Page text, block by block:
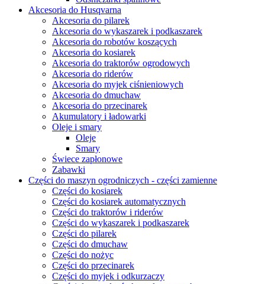
Akcesoria do Husqvarna
Akcesoria do pilarek
Akcesoria do wykaszarek i podkaszarek
Akcesoria do robotów koszących
Akcesoria do kosiarek
Akcesoria do traktorów ogrodowych
Akcesoria do riderów
Akcesoria do myjek ciśnieniowych
Akcesoria do dmuchaw
Akcesoria do przecinarek
Akumulatory i ładowarki
Oleje i smary
Oleje
Smary
Świece zapłonowe
Zabawki
Części do maszyn ogrodniczych - części zamienne
Części do kosiarek
Części do kosiarek automatycznych
Części do traktorów i riderów
Części do wykaszarek i podkaszarek
Części do pilarek
Części do dmuchaw
Części do nożyc
Części do przecinarek
Części do myjek i odkurzaczy